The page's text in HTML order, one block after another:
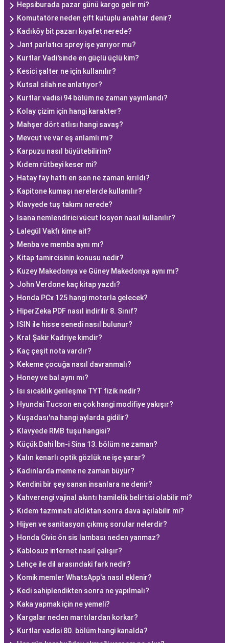
Hepsiburada pazar günü kargo gelir mi?
Komutatöre neden çift kutuplu anahtar denir?
Kadıköy bit pazarı kıyafet nerede?
Jant parlatıcı sprey işe yarıyor mu?
Kurtlar Vadi'sinde en güçlü üçlü kim?
Kesici şalter ne için kullanılır?
Kutsal silah ne anlatıyor?
Kurtlar vadisi 94 bölüm ne zaman yayınlandı?
Kolay çizim için hangi karakter?
Mahşer dört atlısı hangi savaş?
Mevcut ve var eş anlamlı mı?
Karpuzu nasıl büyütebilirim?
Kıdem rütbeyi keser mi?
Hatay fay hattı en son ne zaman kırıldı?
Kapitone kumaşı nerelerde kullanılır?
Klavyede tuş takımı nerede?
Isana nemlendirici vücut losyon nasıl kullanılır?
Lalegül Vakfı kime ait?
Menba ve memba aynı mı?
Kitap tamircisinin konusu nedir?
Kuzey Makedonya ve Güney Makedonya aynı mı?
John Verdone kaç kitap yazdı?
Honda PCx 125 hangi motorla gelecek?
HiperZeka PDF nasıl indirilir 8. Sınıf?
ISIN ile hisse senedi nasıl bulunur?
Kral Şakir Kadriye kimdir?
Kaç çeşit nota vardır?
Kekeme çocuğa nasıl davranmalı?
Honey ve bal aynı mı?
Isı sıcaklık genleşme TYT fizik nedir?
Hyundai Tucson en çok hangi modifiye yakışır?
Kuşadası'na hangi aylarda gidilir?
Klavyede RMB tuşu hangisi?
Küçük Dahi İbn-i Sina 13. bölüm ne zaman?
Kalın kenarlı optik gözlük ne işe yarar?
Kadınlarda meme ne zaman büyür?
Kendini bir şey sanan insanlara ne denir?
Kahverengi vajinal akıntı hamilelik belirtisi olabilir mi?
Kıdem tazminatı aldıktan sonra dava açılabilir mi?
Hijyen ve sanitasyon çıkmış sorular nelerdir?
Honda Civic ön sis lambası neden yanmaz?
Kablosuz internet nasıl çalışır?
Lehçe ile dil arasındaki fark nedir?
Komik memler WhatsApp'a nasıl eklenir?
Kedi sahiplendikten sonra ne yapılmalı?
Kaka yapmak için ne yemeli?
Kargalar neden martılardan korkar?
Kurtlar vadisi 80. bölüm hangi kanalda?